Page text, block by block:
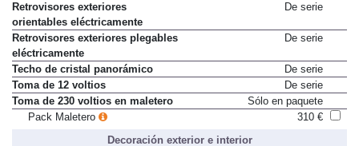
de cortesía
Retrovisores exteriores
orientables eléctricamente
Retrovisores exteriores plegables
eléctricamente
Techo de cristal panorámico
De serie
Toma de 12 voltios
De serie
Toma de 230 voltios en maletero
Sólo en paquete